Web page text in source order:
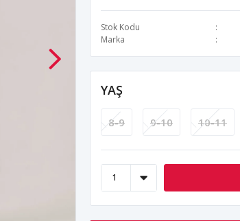
Stok Kodu
Marka
YAŞ
8-9 9-10 10-11